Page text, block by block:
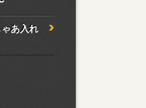
あ入れ